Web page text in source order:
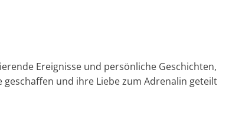
Ereignisse und persönliche Geschichten,
und ihre Liebe zum Adrenalin geteilt